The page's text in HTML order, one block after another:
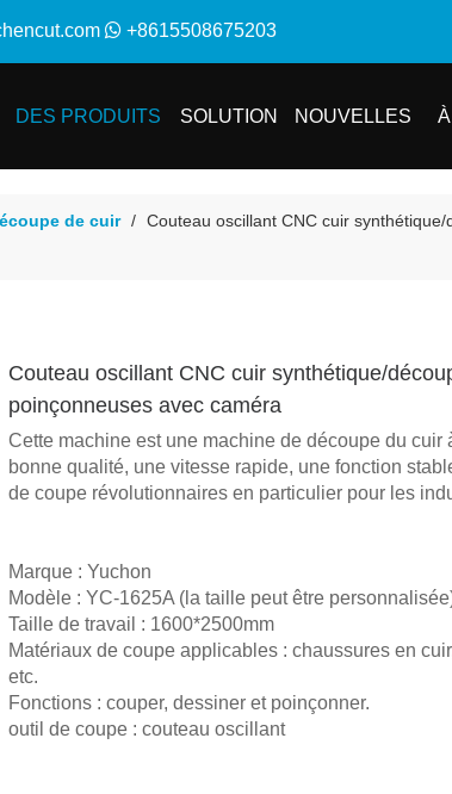
 +8615508675203
DES PRODUITS SOLUTION NOUVELLES
de cuir / Couteau oscillant CNC cuir
Couteau oscillant CNC cuir synthétique/
poinçonneuses avec caméra
Cette machine est une machine de découpe du
bonne qualité, une vitesse rapide, une fonction
de coupe révolutionnaires en particulier pour les
Marque : Yuchon
Modèle : YC-1625A (la taille peut être
Taille de travail : 1600*2500mm
Matériaux de coupe applicables : chaussures en
etc.
Fonctions : couper, dessiner et poinçonner.
outil de coupe : couteau oscillant